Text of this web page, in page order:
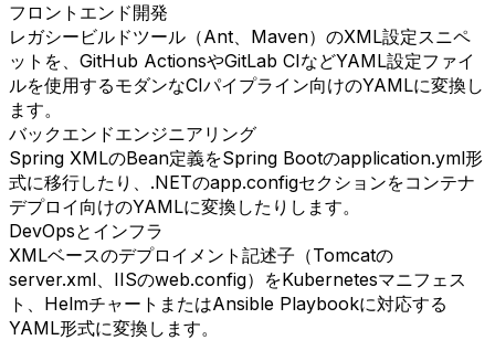
フロントエンド開発
レガシービルドツール（Ant、Maven）のXML設定スニペ
ットを、GitHub ActionsやGitLab CIなどYAML設定ファイ
ルを使用するモダンなCIパイプライン向けのYAMLに変換し
ます。
バックエンドエンジニアリング
Spring XMLのBean定義をSpring Bootのapplication.yml形
式に移行したり、.NETのapp.configセクションをコンテナ
デプロイ向けのYAMLに変換したりします。
DevOpsとインフラ
XMLベースのデプロイメント記述子（Tomcatの
server.xml、IISのweb.config）をKubernetesマニフェス
ト、HelmチャートまたはAnsible Playbookに対応する
YAML形式に変換します。